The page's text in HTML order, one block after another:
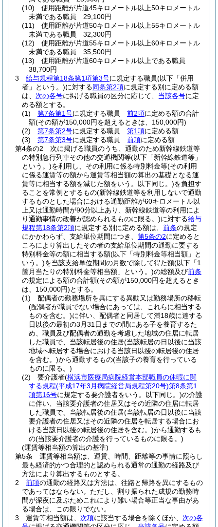
(10)
使用距離が片道45キロメートル以上50キロメートル
未満である職員 29,100円
(11)
使用距離が片道50キロメートル以上55キロメートル
未満である職員 32,300円
(12)
使用距離が片道55キロメートル以上60キロメートル
未満である職員 35,500円
(13)
使用距離が片道60キロメートル以上である職員
38,700円
3
給与規程第18条第1項第3号に規定する職員(以下「併用
者」という。)に対する同条第2項に規定する別に定める額
は、 次の各号に掲げる職員の区分に応じて、 当該各号に定
める額とする。
(1)
第7条第1号に規定する職員 前2項に定める額の合計
額(その額が150,000円を超えるときは、150,000円)
(2)
第7条第2号に規定する職員 第1項に定める額
(3)
第7条第3号に規定する職員 前項に定める額
第4条の2
次に掲げる職員のうち、通勤のため新幹線鉄道等
の特別急行列車その他の交通機関等(以下「新幹線鉄道等」
という。)を利用し、その利用に係る特別料金等(その利用
に係る運賃等の額から運賃等相当額の算出の基礎となる運
賃等に相当する額を減じた額をいう。以下同じ。)を負担す
ることを常例とするもの(新幹線鉄道等を利用しないで通勤
するものとした場合における通勤距離が60キロメートル以
上又は通勤時間が90分以上あり、新幹線鉄道等の利用によ
り通勤事情の改善が認められるものに限る。)に対する給与
規程第18条第2項に規定する別に定める額は、 前条の規定
にかかわらず、支給単位期間につき、 第5条の2に定めると
ころにより算出したその者の支給単位期間の通勤に要する
特別料金等の額に相当する額(以下「特別料金等相当額」と
いう。)を当該支給単位期間の月数で除して得た額(以下「1
箇月当たりの特別料金等相当額」という。)の総額及び前条
の規定による額の合計額(その額が150,000円を超えるとき
は、150,000円)とする。
(1)
配偶者の勤務場所を異にする異動又は勤務場所の移転
(配偶者が職員でない場合にあっては、これらに相当する
ものを含む。)に伴い、配偶者と同居して満18歳に達する
日以後の最初の3月31日までの間にある子を養育するた
め、職員及び配偶者の通勤を考慮した地域の住居に転居
した職員で、当該転居後の住居(当該転居の日以後に当該
地域へ転居する場合における当該日以後の転居後の住居
を含む。)から通勤するもの(当該子の養育を行っている
ものに限る。)
(2)
要介護者(横浜市医療局病院経営本部職員の休暇に関
する規程(平成17年3月病院経営局規程第20号)第8条第1
項第16号に規定する要介護者をいう。以下同じ。)の介護
に伴い、当該要介護者の住居又はその近隣の住居に転居
した職員で、当該転居後の住居(当該転居の日以後に当該
要介護者の住居又はその近隣の住居を転居する場合にお
ける当該日以後の転居後の住居を含む。)から通勤するも
の(当該要介護者の介護を行っているものに限る。)
(運賃等相当額の算出の基準)
第5条
運賃等相当額は、運賃、時間、距離等の事情に照らし
最も経済的かつ合理的と認められる通常の通勤の経路及び
方法により算出するものとする。
2
前項の通勤の経路又は方法は、往路と帰路を異にするもの
であってはならない。 ただし、割り振られた成規の勤務時
間が深夜に及ぶためこれにより難い場合等正当な事由があ
る場合は、この限りでない。
3
運賃等相当額は、 次項に該当する場合を除くほか、 次の各